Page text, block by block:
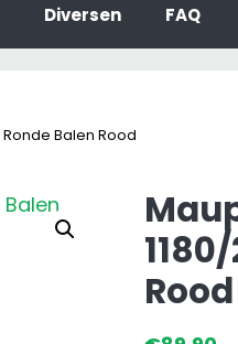
Diversen FAQ
Balen Rood
Rood